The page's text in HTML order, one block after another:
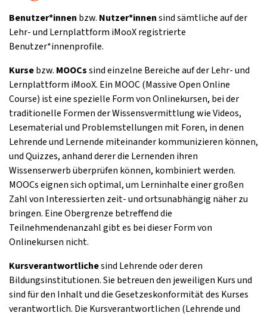
Benutzer*innen bzw. Nutzer*innensind sämtliche auf der
Lehr- und Lernplattform iMooX registrierte
Benutzer*innenprofile.
Kursebzw. MOOCssind einzelne Bereiche auf der Lehr- und
Lernplattform iMooX. Ein MOOC (Massive Open Online
Course) ist eine spezielle Form von Onlinekursen, bei der
traditionelle Formen der Wissensvermittlung wie Videos,
Lesematerial und Problemstellungen mit Foren, in denen
Lehrende und Lernende miteinander kommunizieren können,
und Quizzes, anhand derer die Lernenden ihren
Wissenserwerb überprüfen können, kombiniert werden.
MOOCs eignen sich optimal, um Lerninhalte einer großen
Zahl von Interessierten zeit- und ortsunabhängig näher zu
bringen. Eine Obergrenze betreffend die
Teilnehmendenanzahl gibt es bei dieser Form von
Onlinekursen nicht.
Kursverantwortlichesind Lehrende oder deren
Bildungsinstitutionen. Sie betreuen den jeweiligen Kurs und
sind für den Inhalt und die Gesetzeskonformität des Kurses
verantwortlich. Die Kursverantwortlichen (Lehrende und